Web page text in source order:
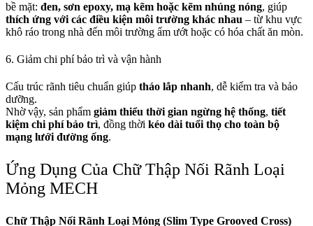
bề mặt: đen, sơn epoxy, mạ kẽm hoặc kẽm nhúng nóng, giúp
thích ứng với các điều kiện môi trường khác nhau – từ khu vực
khô ráo trong nhà đến môi trường ẩm ướt hoặc có hóa chất ăn mòn.
6. Giảm chi phí bảo trì và vận hành
Cấu trúc rãnh tiêu chuẩn giúp tháo lắp nhanh, dễ kiểm tra và bảo
dưỡng.
Nhờ vậy, sản phẩm giảm thiểu thời gian ngừng hệ thống, tiết
kiệm chi phí bảo trì, đồng thời kéo dài tuổi thọ cho toàn bộ
mạng lưới đường ống.
Ứng Dụng Của Chữ Thập Nối Rãnh Loại
Mỏng MECH
Chữ Thập Nối Rãnh Loại Mỏng (Slim Type Grooved Cross)